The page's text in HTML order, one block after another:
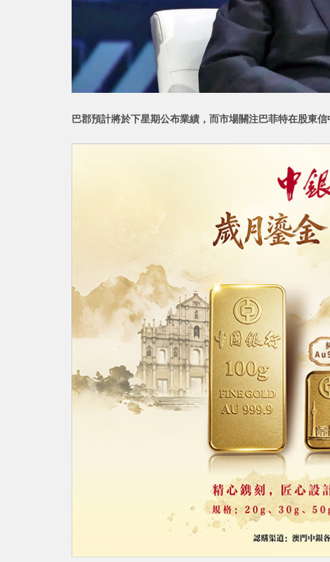
巴郡預計將於下星期公布業績，而市場關注巴菲特在股東信